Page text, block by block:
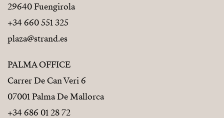
29640 Fuengirola
+34 660 551 325
plaza@strand.es
PALMA OFFICE
Carrer De Can Veri 6
07001 Palma De Mallorca
+34 686 01 28 72